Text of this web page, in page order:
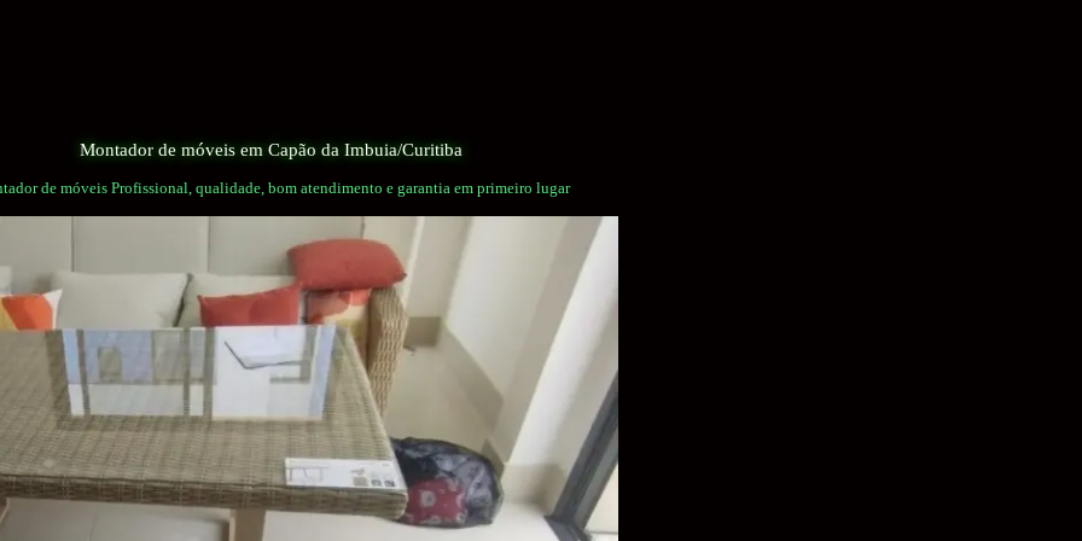
Montador de móveis em Capão da Imbuia/Curitiba
de móveis Profissional, qualidade, bom atendimento e garantia em primeiro lugar